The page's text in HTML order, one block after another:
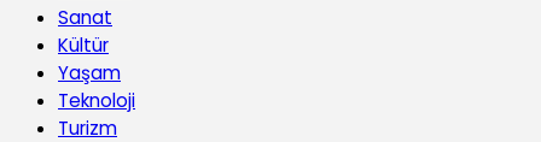
Sanat
Kültür
Yaşam
Teknoloji
Turizm